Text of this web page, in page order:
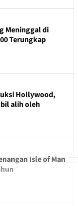
Meninggal di
Terungkap
Hollywood,
alih oleh
Isle of Man